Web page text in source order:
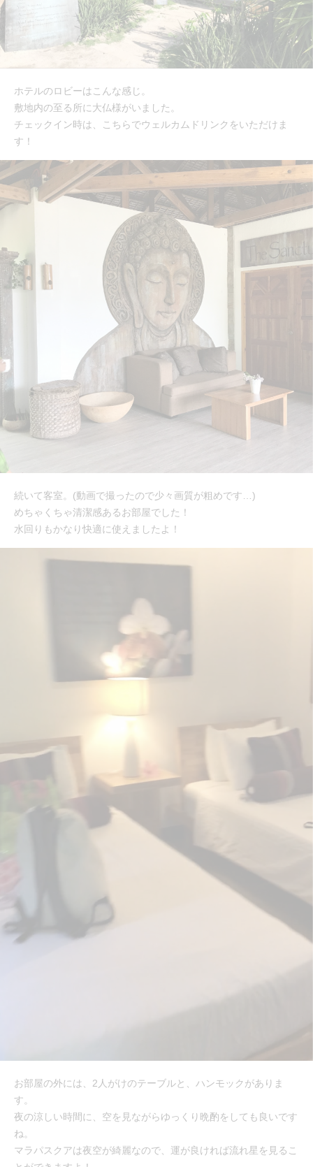
ホテルのロビーはこんな感じ。
敷地内の至る所に大仏様がいました。
チェックイン時は、こちらでウェルカムドリンクをいただけま
す！
続いて客室。(動画で撮ったので少々画質が粗めです…)
めちゃくちゃ清潔感あるお部屋でした！
水回りもかなり快適に使えましたよ！
お部屋の外には、2人がけのテーブルと、ハンモックがありま
す。
夜の涼しい時間に、空を見ながらゆっくり晩酌をしても良いです
ね。
マラパスクアは夜空が綺麗なので、運が良ければ流れ星を見るこ